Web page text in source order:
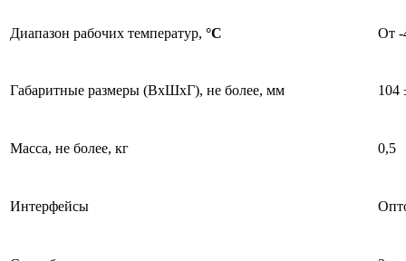
Диапазон рабочих температур, °С От -
Габаритные размеры (ВхШхГ), не более, мм 104
Масса, не более, кг 0,5
Интерфейсы